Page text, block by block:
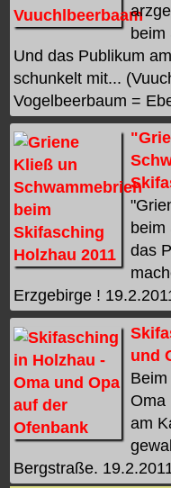
beim
Und das Publikum
schunkelt mit...
Vogelbeerbaum =
beim
das
Erzgebirge !
und
Oma
am
Bergstraße.